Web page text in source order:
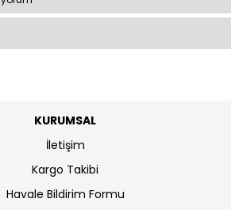
KURUMSAL
İletişim
Kargo Takibi
Havale Bildirim Formu